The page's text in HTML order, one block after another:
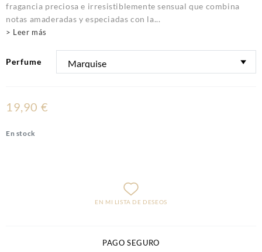
fragancia preciosa e irresistiblemente sensual que combina
notas amaderadas y especiadas con la...
> Leer más
Perfume
19,90 €
En stock
EN MI LISTA DE DESEOS
PAGO SEGURO